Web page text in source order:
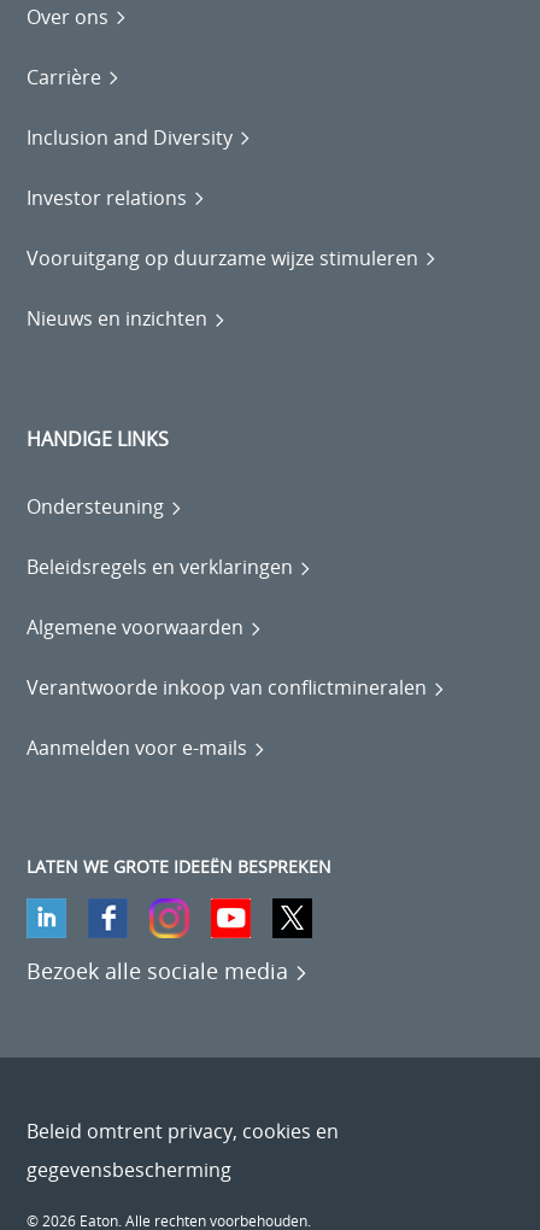
Over ons
Carrière
Inclusion and Diversity
Investor relations
Vooruitgang op duurzame wijze stimuleren
Nieuws en inzichten
HANDIGE LINKS
Ondersteuning
Beleidsregels en verklaringen
Algemene voorwaarden
Verantwoorde inkoop van conflictmineralen
Aanmelden voor e-mails
LATEN WE GROTE IDEEËN BESPREKEN
Bezoek alle sociale media
Beleid omtrent privacy, cookies en
gegevensbescherming
© 2026 Eaton. Alle rechten voorbehouden.